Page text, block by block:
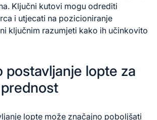
Ključni kutovi mogu odrediti
i utjecati na pozicioniranje
ključnim razumjeti kako ih učinkovito
postavljanje lopte za
lopte može značajno poboljšati